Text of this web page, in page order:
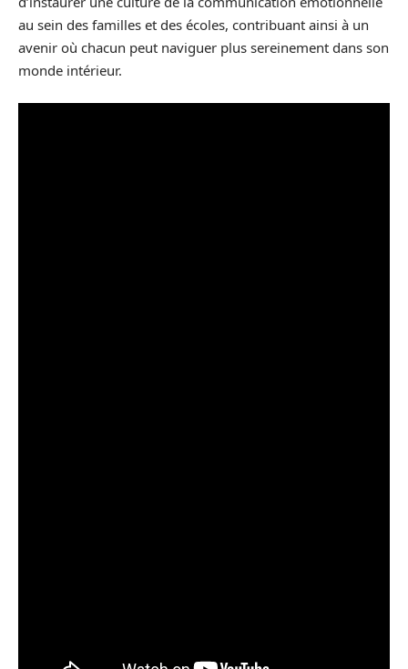
au sein des familles et des écoles, contribuant ainsi à un
avenir où chacun peut naviguer plus sereinement dans son
monde intérieur.